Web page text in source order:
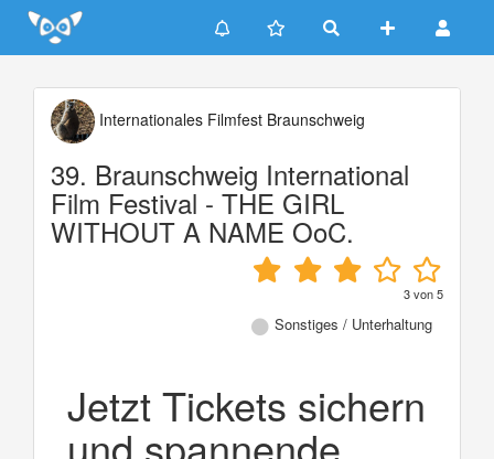
Update cookies preferences
Internationales Filmfest Braunschweig
39. Braunschweig International
Film Festival - THE GIRL
WITHOUT A NAME OoC.
3von5
Sonstiges / Unterhaltung
Jetzt Tickets sichern
und spannende